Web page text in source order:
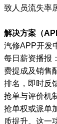
致人员流失率
解决方案（
汽修APP开发
每日薪资播报
费提成及销售
排名，即时反
抢单与评价机
抢单权或派单
质提升。这一